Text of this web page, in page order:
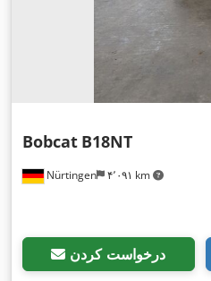
Nürtingen ۴٬۰۹۱ km
Bobcat B18NT
درخواست کردن